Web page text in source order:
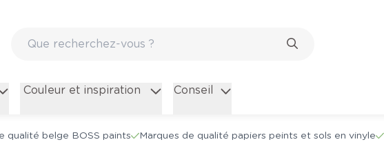
Couleur et inspiration Conseil
qualité belge BOSS paints Marques de qualité papiers peints et sols en vinyle